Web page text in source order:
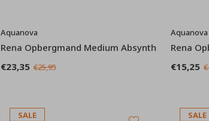
Aquanova
Rena Opbergmand Medium Absynth
€23,35 €25,95
Aquanova
Rena
€15,25
SALE
SALE